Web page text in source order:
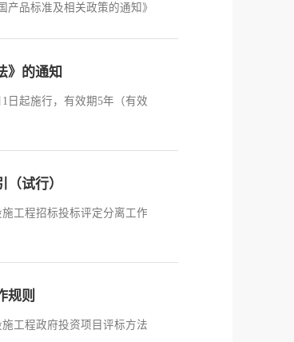
品标准及相关政策的通知》
》的通知
日起施行，有效期5年（有效
试行）
工程招标投标评定分离工作
规则
工程政府投资项目评标方法